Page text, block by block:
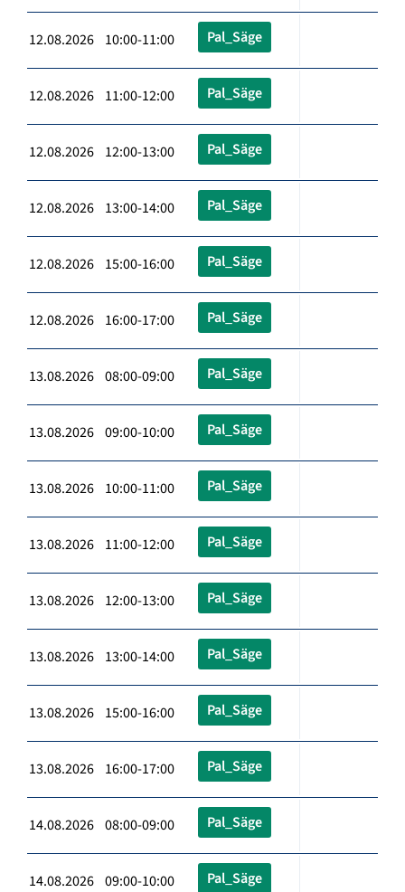
12.08.2026 10:00-11:00 Pal_Säge
12.08.2026 11:00-12:00 Pal_Säge
12.08.2026 12:00-13:00 Pal_Säge
12.08.2026 13:00-14:00 Pal_Säge
12.08.2026 15:00-16:00 Pal_Säge
12.08.2026 16:00-17:00 Pal_Säge
13.08.2026 08:00-09:00 Pal_Säge
13.08.2026 09:00-10:00 Pal_Säge
13.08.2026 10:00-11:00 Pal_Säge
13.08.2026 11:00-12:00 Pal_Säge
13.08.2026 12:00-13:00 Pal_Säge
13.08.2026 13:00-14:00 Pal_Säge
13.08.2026 15:00-16:00 Pal_Säge
13.08.2026 16:00-17:00 Pal_Säge
14.08.2026 08:00-09:00 Pal_Säge
14.08.2026 09:00-10:00 Pal_Säge